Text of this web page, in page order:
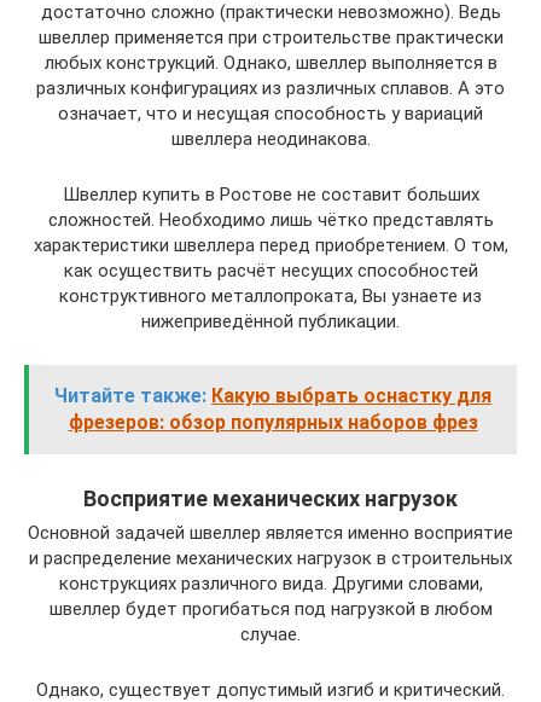
достаточно сложно (практически невозможно). Ведь
швеллер применяется при строительстве практически
любых конструкций. Однако, швеллер выполняется в
различных конфигурациях из различных сплавов. А это
означает, что и несущая способность у вариаций
швеллера неодинакова.
Швеллер купить в Ростове не составит больших
сложностей. Необходимо лишь чётко представлять
характеристики швеллера перед приобретением. О том,
как осуществить расчёт несущих способностей
конструктивного металлопроката, Вы узнаете из
нижеприведённой публикации.
Читайте также: Какую выбрать оснастку для
фрезеров: обзор популярных наборов фрез
Восприятие механических нагрузок
Основной задачей швеллер является именно восприятие
и распределение механических нагрузок в строительных
конструкциях различного вида. Другими словами,
швеллер будет прогибаться под нагрузкой в любом
случае.
Однако, существует допустимый изгиб и критический.